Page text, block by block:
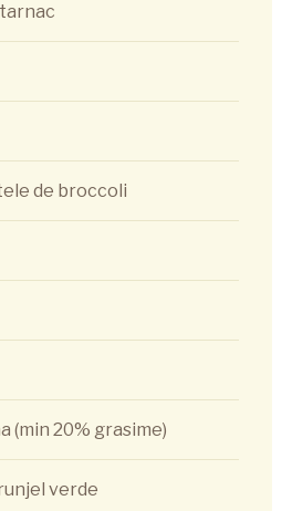
de broccoli
(min 20% grasime)
verde